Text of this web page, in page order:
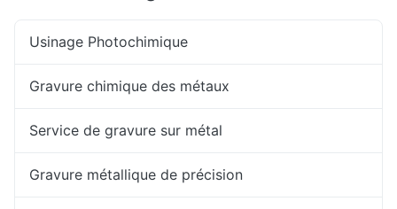
Usinage Photochimique
Gravure chimique des métaux
Service de gravure sur métal
Gravure métallique de précision